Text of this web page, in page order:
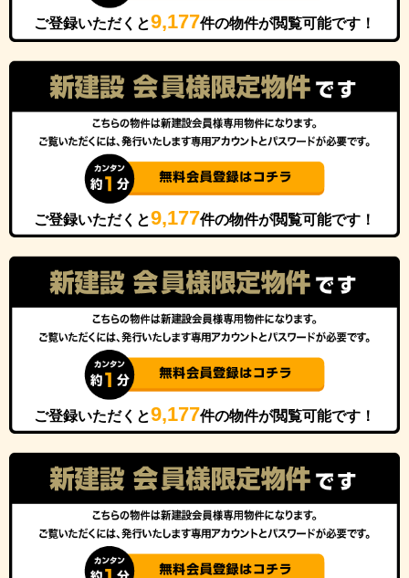
ご登録いただくと9,177件の物件が閲覧可能です！
ご登録いただくと9,177件の物件が閲覧可能です！
ご登録いただくと9,177件の物件が閲覧可能です！